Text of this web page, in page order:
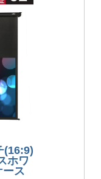
(16:9)
ホワ
ース